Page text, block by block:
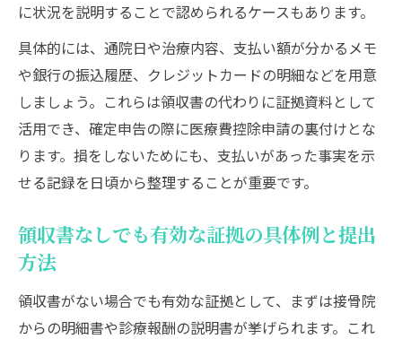
に状況を説明することで認められるケースもあります。
具体的には、通院日や治療内容、支払い額が分かるメモ
や銀行の振込履歴、クレジットカードの明細などを用意
しましょう。これらは領収書の代わりに証拠資料として
活用でき、確定申告の際に医療費控除申請の裏付けとな
ります。損をしないためにも、支払いがあった事実を示
せる記録を日頃から整理することが重要です。
領収書なしでも有効な証拠の具体例と提出
方法
領収書がない場合でも有効な証拠として、まずは接骨院
からの明細書や診療報酬の説明書が挙げられます。これ